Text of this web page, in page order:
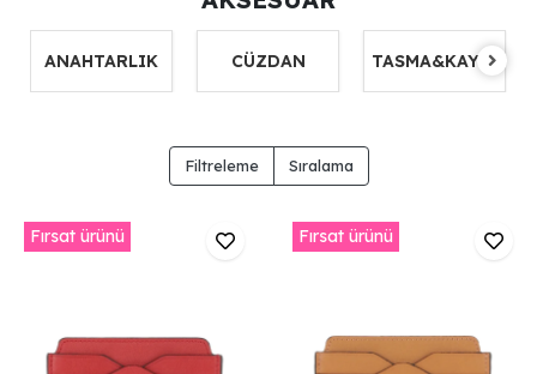
ANAHTARLIK CÜZDAN TASMA&KAYIŞ
Filtreleme Sıralama
Fırsat ürünü Fırsat ürünü